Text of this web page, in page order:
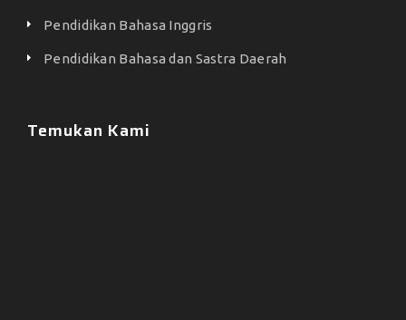
Pendidikan Bahasa Inggris
Pendidikan Bahasa dan Sastra Daerah
Temukan Kami